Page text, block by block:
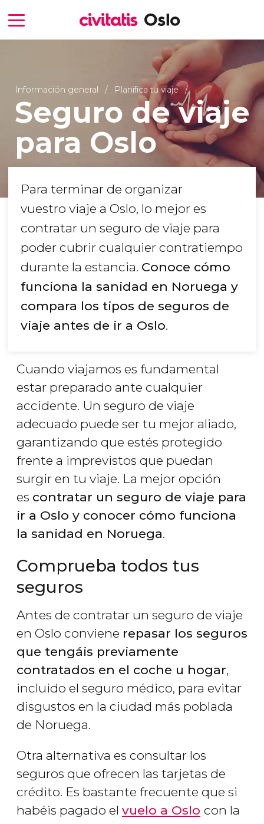
Información general Planifica tu viaje
Seguro de viaje
para Oslo
Para terminar de organizar
vuestro viaje a Oslo, lo mejor es
contratar un seguro de viaje para
poder cubrir cualquier contratiempo
durante la estancia. Conoce cómo
funciona la sanidad en Noruega y
compara los tipos de seguros de
viaje antes de ir a Oslo.
Cuando viajamos es fundamental
estar preparado ante cualquier
accidente. Un seguro de viaje
adecuado puede ser tu mejor aliado,
garantizando que estés protegido
frente a imprevistos que puedan
surgir en tu viaje. La mejor opción
es contratar un seguro de viaje para
ir a Oslo y conocer cómo funciona
la sanidad en Noruega.
Comprueba todos tus
seguros
Antes de contratar un seguro de viaje
en Oslo conviene repasar los seguros
que tengáis previamente
contratados en el coche u hogar,
incluido el seguro médico, para evitar
disgustos en la ciudad más poblada
de Noruega.
Otra alternativa es consultar los
seguros que ofrecen las tarjetas de
crédito. Es bastante frecuente que si
habéis pagado el vuelo a Oslo con la